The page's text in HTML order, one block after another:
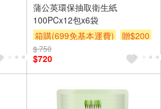
蒲公英環保抽取衛生紙
100PCx12包x6袋
箱購(699免基本運費)
贈$200
$ 750
$720